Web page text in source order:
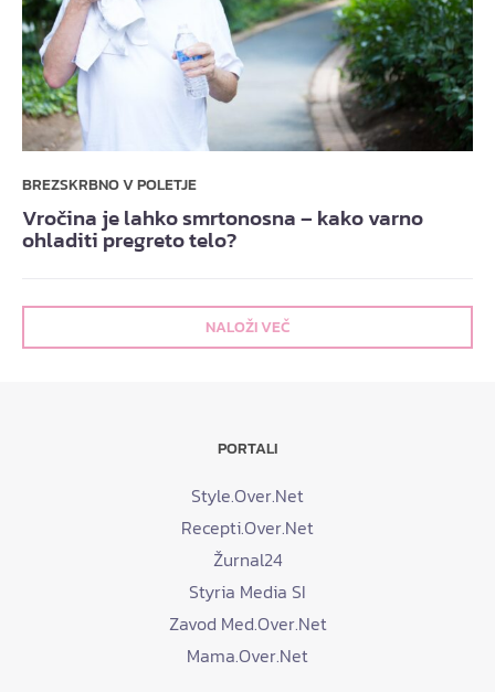
BREZSKRBNO V POLETJE
Vročina je lahko smrtonosna – kako varno
ohladiti pregreto telo?
NALOŽI VEČ
PORTALI
Style.Over.Net
Recepti.Over.Net
Žurnal24
Styria Media SI
Zavod Med.Over.Net
Mama.Over.Net